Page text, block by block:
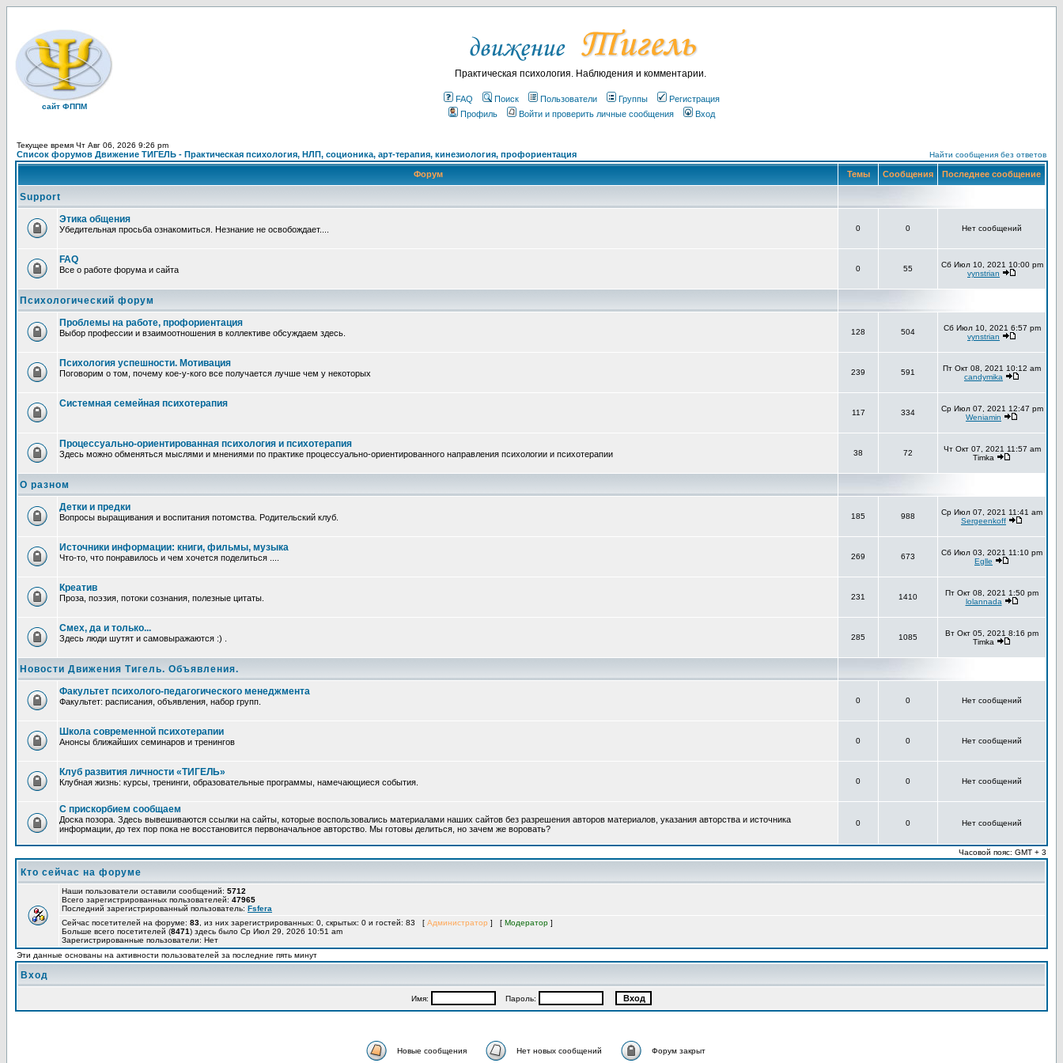
сайт ФППМ
Практическая психология. Наблюдения и комментарии.
FAQ Поиск Пользователи Группы
Регистрация
Профиль
Войти и проверить личные сообщения Вход
Текущее время Чт Авг 06, 2026 9:26 pm
Список форумов Движение ТИГЕЛЬ - Практическая психология, НЛП, соционика, арт-терапия, кинезиология, профориентация Найти сообщения без ответов
Форум Темы Сообщения Последнее сообщение
Support
Этика общения
Убедительная просьба ознакомиться. Незнание не освобождает.... 0 0 Нет сообщений
FAQ
Все о работе форума и сайта 0 55
Сб Июл 10, 2021 10:00 pm
vynstrian
Психологический форум
Проблемы на работе, профориентация
Выбор профессии и взаимоотношения в коллективе обсуждаем здесь. 128 504
Сб Июл 10, 2021 6:57 pm
vynstrian
Психология успешности. Мотивация
Поговорим о том, почему кое-у-кого все получается лучше чем у некоторых 239 591
Пт Окт 08, 2021 10:12 am
candymika
Системная семейная психотерапия
117 334
Ср Июл 07, 2021 12:47 pm
Weniamin
Процессуально-ориентированная психология и психотерапия
Здесь можно обменяться мыслями и мнениями по практике процессуально-ориентированного направления психологии и психотерапии 38 72
Чт Окт 07, 2021 11:57 am
Timka
О разном
Детки и предки
Вопросы выращивания и воспитания потомства. Родительский клуб. 185 988
Ср Июл 07, 2021 11:41 am
Sergeenkoff
Источники информации: книги, фильмы, музыка
Что-то, что понравилось и чем хочется поделиться .... 269 673
Сб Июл 03, 2021 11:10 pm
Eglle
Креатив
Проза, поэзия, потоки сознания, полезные цитаты. 231 1410
Пт Окт 08, 2021 1:50 pm
lolannada
Смех, да и только...
Здесь люди шутят и самовыражаются :) . 285 1085
Вт Окт 05, 2021 8:16 pm
Timka
Новости Движения Тигель. Объявления.
Факультет психолого-педагогического менеджмента
Факультет: расписания, объявления, набор групп. 0 0 Нет сообщений
Школа современной психотерапии
Анонсы ближайших семинаров и тренингов 0 0 Нет сообщений
Клуб развития личности «ТИГЕЛЬ»
Клубная жизнь: курсы, тренинги, образовательные программы, намечающиеся события. 0 0 Нет сообщений
С прискорбием сообщаем
Доска позора. Здесь вывешиваются ссылки на сайты, которые воспользовались материалами наших сайтов без разрешения авторов материалов, указания авторства и источника
информации, до тех пор пока не восстановится первоначальное авторство. Мы готовы делиться, но зачем же воровать?
0 0 Нет сообщений
Часовой пояс: GMT + 3
Кто сейчас на форуме
Наши пользователи оставили сообщений: 5712
Всего зарегистрированных пользователей: 47965
Последний зарегистрированный пользователь: Fsfera
Сейчас посетителей на форуме: 83 , из них зарегистрированных: 0, скрытых: 0 и гостей: 83 [ Администратор ] [ Модератор ]
Больше всего посетителей (8471) здесь было Ср Июл 29, 2026 10:51 am
Зарегистрированные пользователи: Нет
Эти данные основаны на активности пользователей за последние пять минут
Вход
Имя: Пароль:
Новые сообщения Нет новых сообщений Форум закрыт